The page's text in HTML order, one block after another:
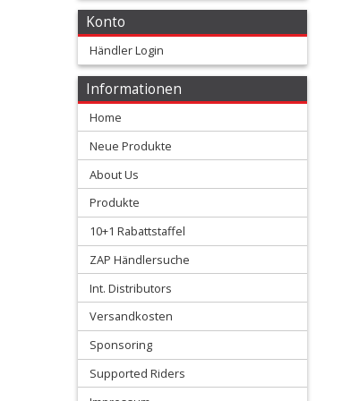
Membranen
Motorteile
Shim
Ventilfedern
Vergaser/Einspritzteile
Vertex
Kolben
Wasserpumpe
Konto
Händler Login
Informationen
Home
Neue Produkte
About Us
Produkte
10+1 Rabattstaffel
ZAP Händlersuche
Int. Distributors
Versandkosten
Sponsoring
Supported Riders